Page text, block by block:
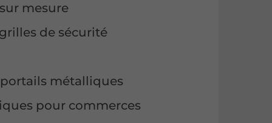
mesure
de sécurité
métalliques
pour commerces